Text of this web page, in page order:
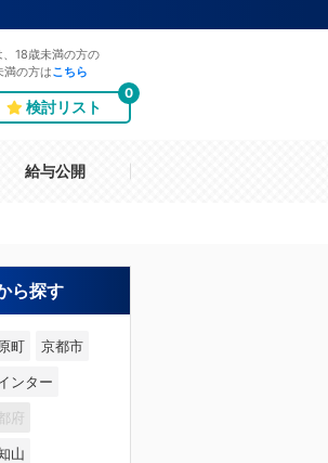
18歳未満の方の
満の方は こちら
検討リスト
0
給与公開
ら探す
町 京都市
ンター
府
山